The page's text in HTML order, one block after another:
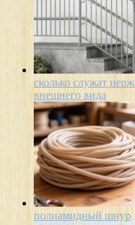
сколько служат
внешнего вида
полиамидный шнур